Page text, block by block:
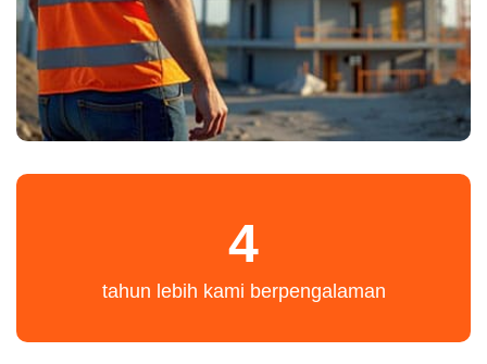
4
tahun lebih kami berpengalaman